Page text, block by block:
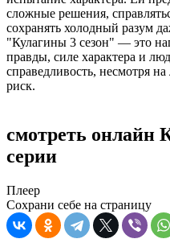
сложные решения,
сохранять холодный разум
"Кулагины 3 сезон" — это
правды, силе характера и
справедливость, несмотря
риск.
смотреть онлайн
серии
Плеер
Сохрани себе на страницу